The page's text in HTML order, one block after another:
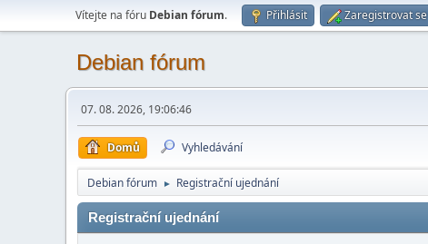
Vítejte na fóru Debian fórum. Přihlásit Zaregistrovat se
Debian fórum
07. 08. 2026, 19:06:46
Domů Vyhledávání
Debian fórum ► Registrační ujednání
Registrační ujednání